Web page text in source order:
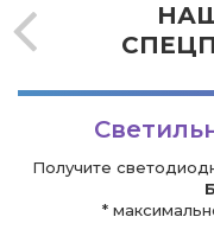
Получите
*